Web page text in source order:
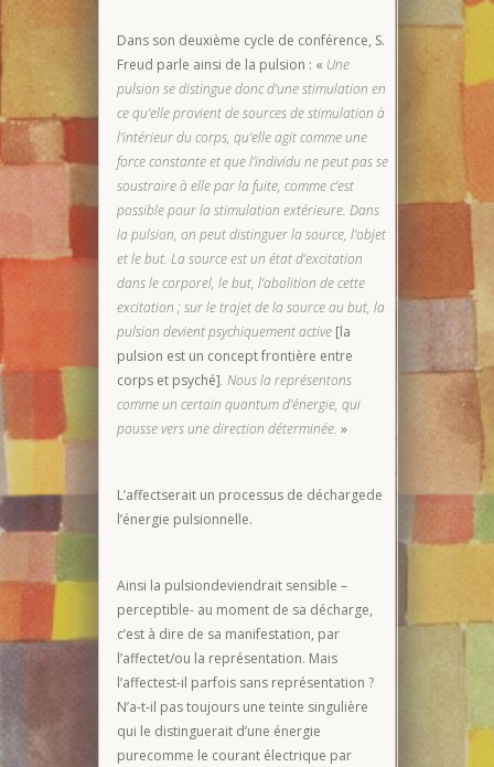
Dans son deuxième cycle de conférence, S.
Freud parle ainsi de la pulsion : « Une
pulsion se distingue donc d’une stimulation en
ce qu’elle provient de sources de stimulation à
l’intérieur du corps, qu’elle agit comme une
force constante et que l’individu ne peut pas se
soustraire à elle par la fuite, comme c’est
possible pour la stimulation extérieure. Dans
la pulsion, on peut distinguer la source, l’objet
et le but. La source est un état d’excitation
dans le corporel, le but, l’abolition de cette
excitation ; sur le trajet de la source au but, la
pulsion devient psychiquement active [la
pulsion est un concept frontière entre
corps et psyché]. Nous la représentons
comme un certain quantum d’énergie, qui
pousse vers une direction déterminée. »
L’affectserait un processus de déchargede
l’énergie pulsionnelle.
Ainsi la pulsiondeviendrait sensible –
perceptible- au moment de sa décharge,
c’est à dire de sa manifestation, par
l’affectet/ou la représentation. Mais
l’affectest-il parfois sans représentation ?
N’a-t-il pas toujours une teinte singulière
qui le distinguerait d’une énergie
purecomme le courant électrique par